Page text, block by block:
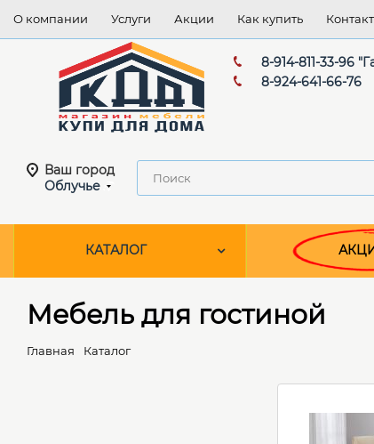
О компании Услуги Акции Как купить
8-914-811-33-96
8-924-641-66-76
Ваш город
Облучье
КАТАЛОГ
Мебель для гостиной
Главная Каталог